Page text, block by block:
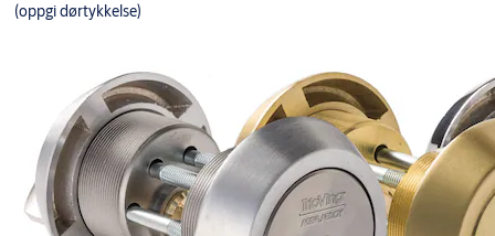
(oppgi dørtykkelse)